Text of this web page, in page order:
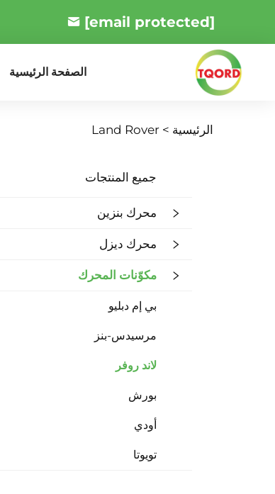
[email protected]
الصفحة الرئيسية
الرئيسية > Land Rover
جميع المنتجات
محرك بنزين
محرك ديزل
مكوّنات المحرك
بي إم دبليو
مرسيدس-بنز
لاند روفر
بورش
أودي
تويوتا